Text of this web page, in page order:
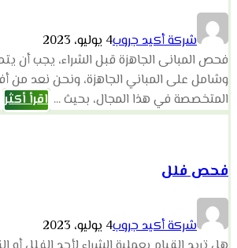
شركة أكيد جروب4 يوليو، 2023
فحص المبانى الجاهزة قبل الشراء، يجب أن
وشامل على المباني الجاهزة، ونحن نعد من
المتخصصة في هذا المجال، بحيث ... اقرأ أكثر
فحص فلل
شركة أكيد جروب4 يوليو، 2023